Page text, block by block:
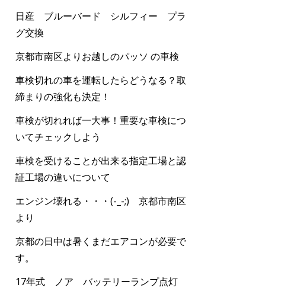
日産 ブルーバード シルフィー プラ
グ交換
京都市南区よりお越しのパッソ の車検
車検切れの車を運転したらどうなる？取
締まりの強化も決定！
車検が切れれば一大事！重要な車検につ
いてチェックしよう
車検を受けることが出来る指定工場と認
証工場の違いについて
エンジン壊れる・・・(-_-;) 京都市南区
より
京都の日中は暑くまだエアコンが必要で
す。
17年式 ノア バッテリーランプ点灯